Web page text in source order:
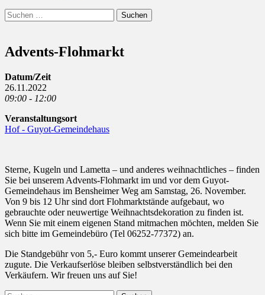
Suchen
Suchen
nach:
Advents-Flohmarkt
Datum/Zeit
26.11.2022
09:00 - 12:00
Veranstaltungsort
Hof - Guyot-Gemeindehaus
Sterne, Kugeln und Lametta – und anderes weihnachtliches – finden
Sie bei unserem Advents-Flohmarkt im und vor dem Guyot-
Gemeindehaus im Bensheimer Weg am Samstag, 26. November.
Von 9 bis 12 Uhr sind dort Flohmarktstände aufgebaut, wo
gebrauchte oder neuwertige Weihnachtsdekoration zu finden ist.
Wenn Sie mit einem eigenen Stand mitmachen möchten, melden Sie
sich bitte im Gemeindebüro (Tel 06252-77372) an.
Die Standgebühr von 5,- Euro kommt unserer Gemeindearbeit
zugute. Die Verkaufserlöse bleiben selbstverständlich bei den
Verkäufern. Wir freuen uns auf Sie!